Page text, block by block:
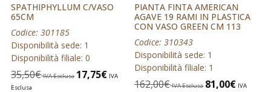
SPATHIPHYLLUM C/VASO
65CM
Codice: 301185
Disponibilità sede: 1
Disponibilità filiale: 0
35,50€ IVA Esclusa 17,75€ IVA
Esclusa
PIANTA FINTA AMERICAN
AGAVE 19 RAMI IN PLASTICA
CON VASO GREEN CM 113
Codice: 310343
Disponibilità sede: 1
Disponibilità filiale: 1
162,00€ IVA Esclusa 81,00€ IVA